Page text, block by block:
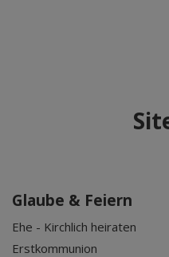
Glaube & Feiern
Ehe - Kirchlich heiraten
Erstkommunion